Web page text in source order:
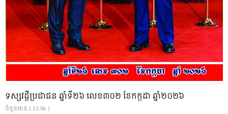
ទស្សវដ្តីប្រជាជន ឆ្នាំទី២៦ លេខ៣០២ ខែកក្កដា ឆ្នាំ២០២៦
ចំនួនអាន ( 15.8k )